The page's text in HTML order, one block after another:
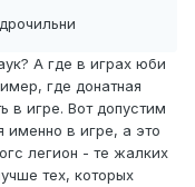
А где в играх юби
где донатная
в игре. Вот допустим
именно в игре, а это
легион - те жалких
тех, которых